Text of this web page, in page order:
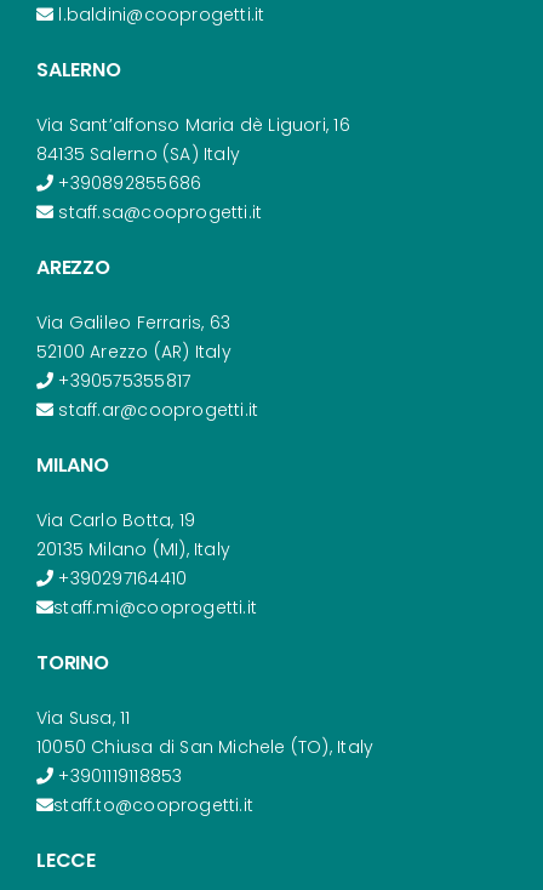
l.baldini@cooprogetti.it
SALERNO
Via Sant’alfonso Maria dè Liguori, 16
84135 Salerno (SA) Italy
+390892855686
staff.sa@cooprogetti.it
AREZZO
Via Galileo Ferraris, 63
52100 Arezzo (AR) Italy
+390575355817
staff.ar@cooprogetti.it
MILANO
Via Carlo Botta, 19
20135 Milano (MI), Italy
+390297164410
staff.mi@cooprogetti.it
TORINO
Via Susa, 11
10050 Chiusa di San Michele (TO), Italy
+3901119118853
staff.to@cooprogetti.it
LECCE